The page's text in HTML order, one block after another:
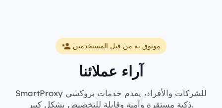
موثوق به من قبل المستخدمين
آراء عملائنا
SmartProxy للشركات والأفراد، يقدم خدمات بروكسي
ذكية مستقرة وآمنة وقابلة للتخصيص بشكل كبير.